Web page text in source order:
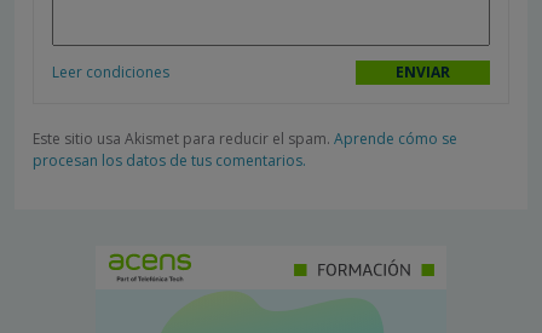
Leer condiciones
Este sitio usa Akismet para reducir el spam. Aprende cómo se
procesan los datos de tus comentarios.